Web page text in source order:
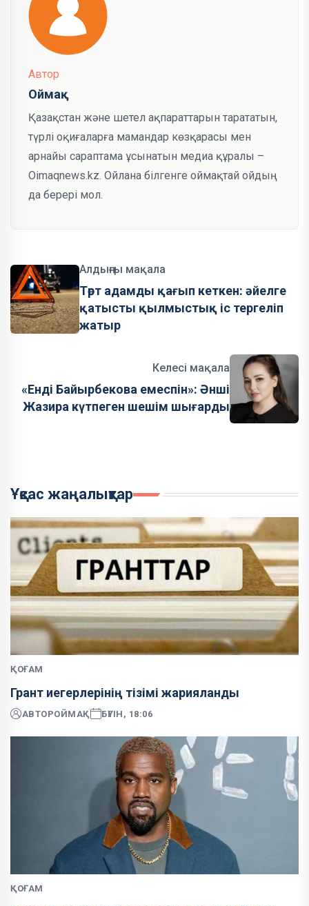
Автор
Оймақ
Қазақстан және шетел ақпараттарын тарататын,
түрлі оқиғаларға мамандар көзқарасы мен
арнайы сараптама ұсынатын медиа құралы –
Oimaqnews.kz. Ойлана білгенге оймақтай ойдың
да берері мол.
Алдыңғы мақала
Төрт адамды қағып кеткен: әйелге
қатысты қылмыстық іс тергеліп
жатыр
Келесі мақала
«Енді Байырбекова емеспін»: Әнші
Жазира күтпеген шешім шығарды
Ұқсас жаңалықтар
ҚОҒАМ
Грант иегерлерінің тізімі жарияланды
АВТОРОЙМАҚ БҮГІН, 18:06
ҚОҒАМ